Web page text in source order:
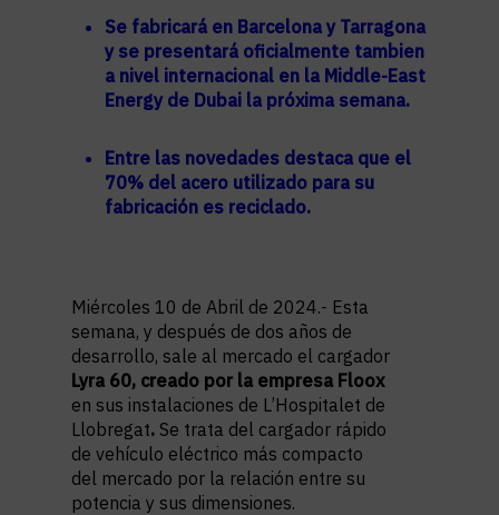
Se fabricará en Barcelona y Tarragona
y se presentará oficialmente tambien
a nivel internacional en la Middle-East
Energy de Dubai la próxima semana.
Entre las novedades destaca que el
70% del acero utilizado para su
fabricación es reciclado.
Miércoles 10 de Abril de 2024.- Esta
semana, y después de dos años de
desarrollo, sale al mercado el cargador
Lyra 60, creado por la empresa Floox
en sus instalaciones de L’Hospitalet de
Llobregat. Se trata del cargador rápido
de vehículo eléctrico más compacto
del mercado por la relación entre su
potencia y sus dimensiones.